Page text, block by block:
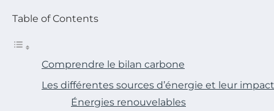
Table of Contents
Comprendre le bilan carbone
Les différentes sources d’énergie et leur
Énergies renouvelables